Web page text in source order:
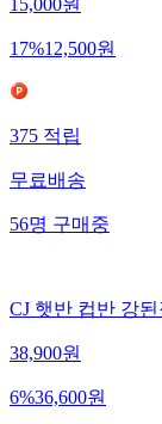
15,000원
17%12,500원
375적립
무료배송
56명구매중
CJ 햇반 컵반 강
38,900원
6%36,600원